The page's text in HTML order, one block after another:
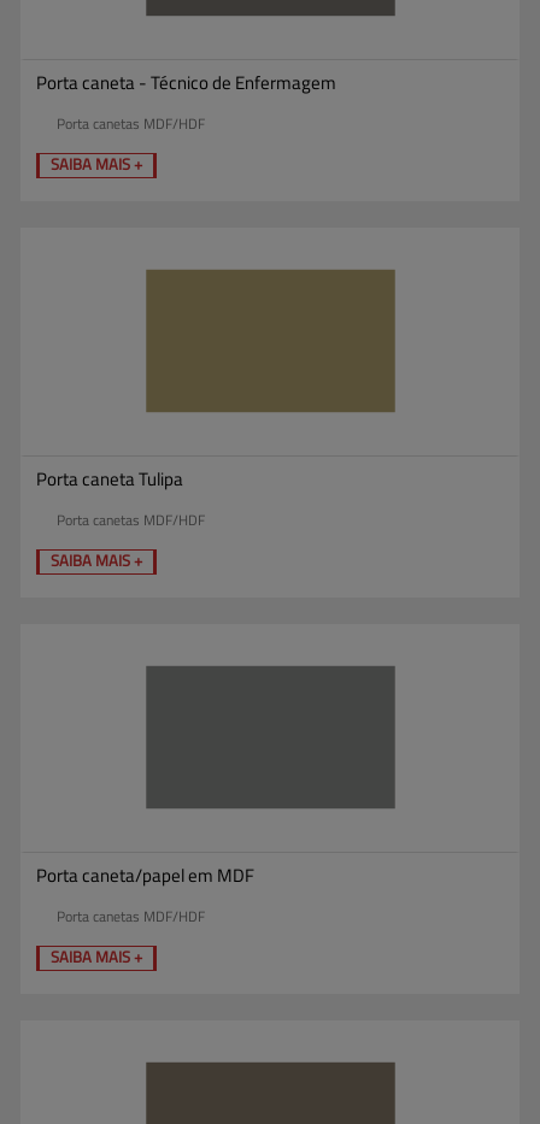
Porta caneta - Técnico de Enfermagem
Porta canetas MDF/HDF
SAIBA MAIS +
Porta caneta Tulipa
Porta canetas MDF/HDF
SAIBA MAIS +
Porta caneta/papel em MDF
Porta canetas MDF/HDF
SAIBA MAIS +